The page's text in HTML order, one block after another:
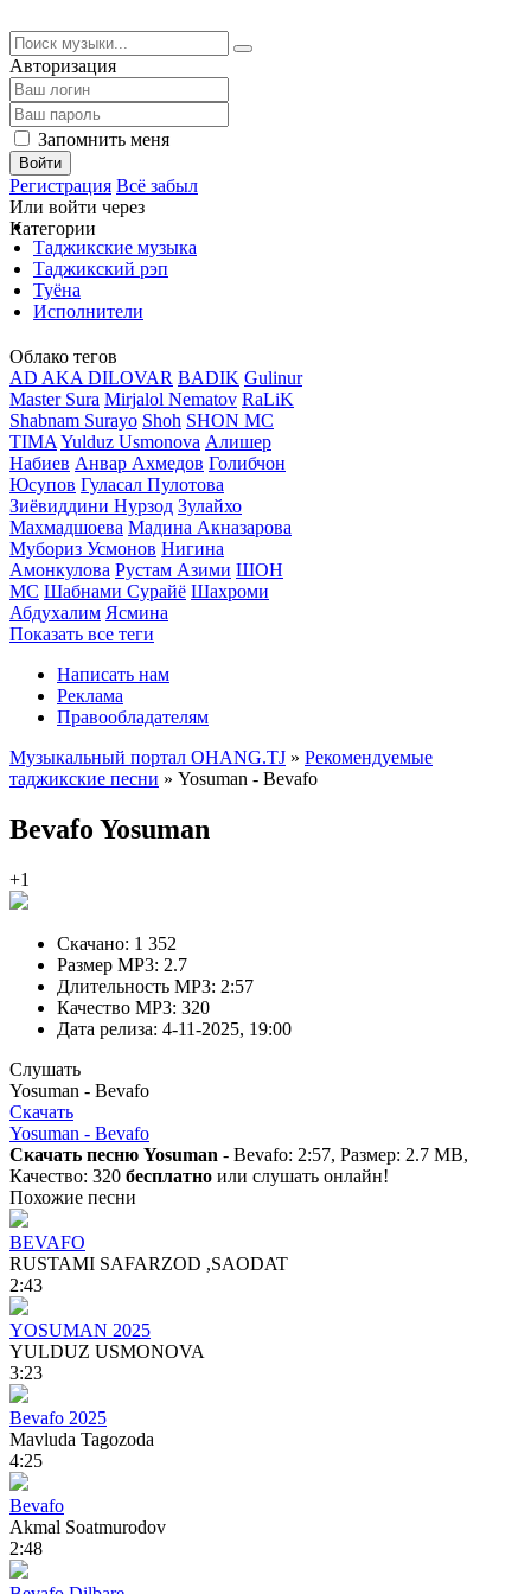
Авторизация
Запомнить меня
Войти
Регистрация Всё забыл
Или войти через
Категории
Таджикские музыка
Таджикский рэп
Туёна
Исполнители
Облако тегов
AD AKA DILOVAR BADIK Gulinur
Master Sura Mirjalol Nematov RaLiK
Shabnam Surayo Shoh SHON MC
TIMA Yulduz Usmonova Алишер
Набиев Анвар Ахмедов Голибчон
Юсупов Гуласал Пулотова
Зиёвиддини Нурзод Зулайхо
Махмадшоева Мадина Акназарова
Мубориз Усмонов Нигина
Амонкулова Рустам Азими ШОН
МС Шабнами Сурайё Шахроми
Абдухалим Ясмина
Показать все теги
Написать нам
Реклама
Правообладателям
Музыкальный портал OHANG.TJ » Рекомендуемые
таджикские песни » Yosuman - Bevafo
Bevafo Yosuman
+1
Скачано: 1 352
Размер MP3: 2.7
Длительность MP3: 2:57
Качество MP3: 320
Дата релиза: 4-11-2025, 19:00
Слушать
Yosuman - Bevafo
Скачать
Yosuman - Bevafo
Скачать песню Yosuman - Bevafo: 2:57, Размер: 2.7 MB,
Качество: 320 бесплатно или слушать онлайн!
Похожие песни
BEVAFO
RUSTAMI SAFARZOD ,SAODAT
2:43
YOSUMAN 2025
YULDUZ USMONOVA
3:23
Bevafo 2025
Mavluda Tagozoda
4:25
Bevafo
Akmal Soatmurodov
2:48